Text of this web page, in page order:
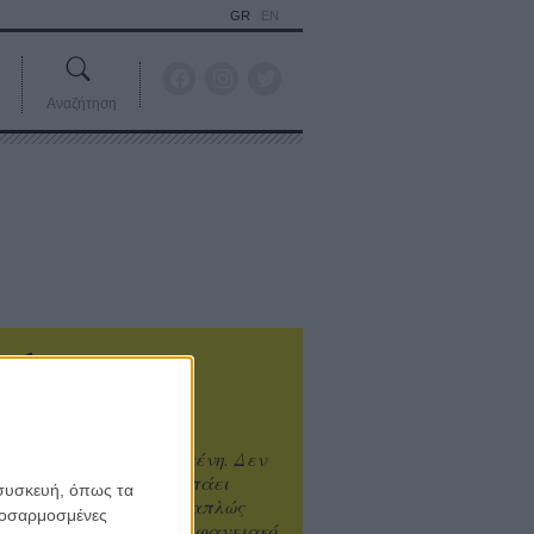
όπως τα
GR EN
Αναζήτηση
είναι υπερτιμημένη. Δεν
καλύτερο, δεν σε πάει
η επιτυχία. Είναι απλώς